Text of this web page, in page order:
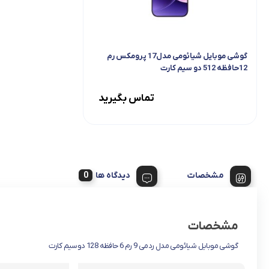
گوشی موبایل شیائومی مدل17 پرومکس رم
12حافظه 512 دو سیم کارت
تماس بگیرید
مشخصات دیدگاه ها
مشخصات
گوشی موبایل شیائومی مدل ردمی 9 رم 6 حافظه 128 دوسیم کارت